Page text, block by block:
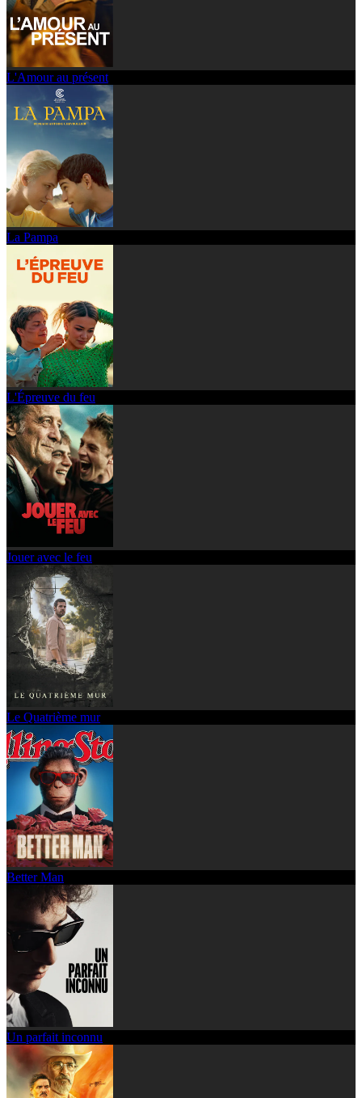
L'Amour au présent
La Pampa
L'Épreuve du feu
Jouer avec le feu
Le Quatrième mur
Better Man
Un parfait inconnu